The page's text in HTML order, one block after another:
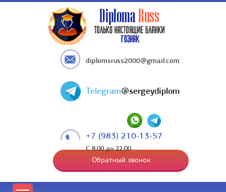
diplomsruss2000@gmail.com
Telegram@sergeydiplom
+7 (983) 210-13-57
С 8:00 до 22:00
Обратный звонок